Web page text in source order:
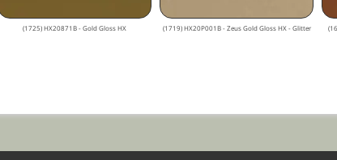
(1725) HX20871B - Gold Gloss HX (1719) HX20P001B - Zeus Gold Gloss HX - Glitter